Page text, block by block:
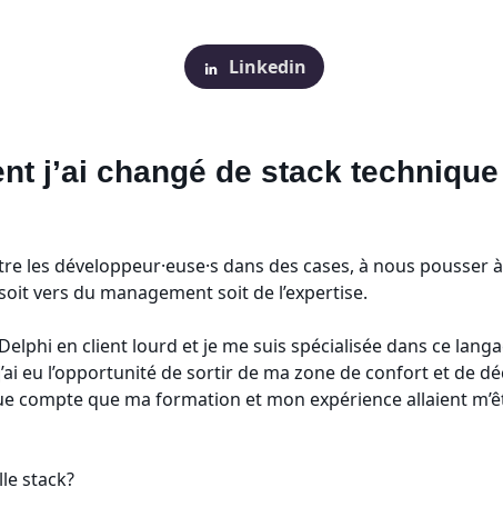
Linkedin
j’ai changé de stack technique
les développeur·euse·s dans des cases, à nous pousser
vers du management soit de l’expertise.
en client lourd et je me suis spécialisée dans ce
eu l’opportunité de sortir de ma zone de confort et de
compte que ma formation et mon expérience allaient
stack?